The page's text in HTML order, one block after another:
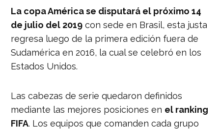
La copa América se disputará el próximo 14
de julio del 2019 con sede en Brasil, esta justa
regresa luego de la primera edición fuera de
Sudamérica en 2016, la cual se celebró en los
Estados Unidos.
Las cabezas de serie quedaron definidos
mediante las mejores posiciones en el ranking
FIFA. Los equipos que comanden cada grupo